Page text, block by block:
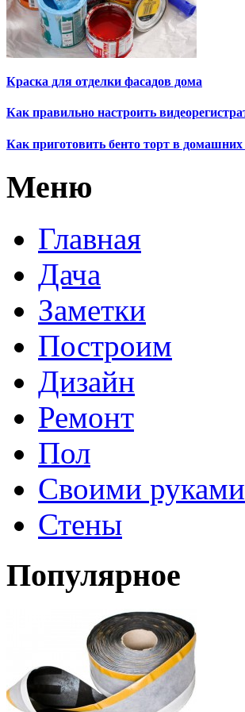
Краска для отделки фасадов дома
Как правильно настроить
Как приготовить бенто торт в
Меню
Главная
Дача
Заметки
Построим
Дизайн
Ремонт
Пол
Своими руками
Стены
Популярное